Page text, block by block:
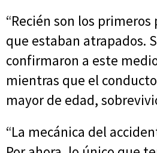
“Recién son los
que estaban atrapados.
confirmaron a este
mientras que el
mayor de edad,
“La mecánica del